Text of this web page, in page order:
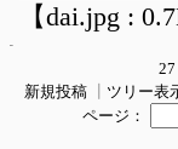
【dai.jpg :
27
新規投稿
ツリー表
ページ：